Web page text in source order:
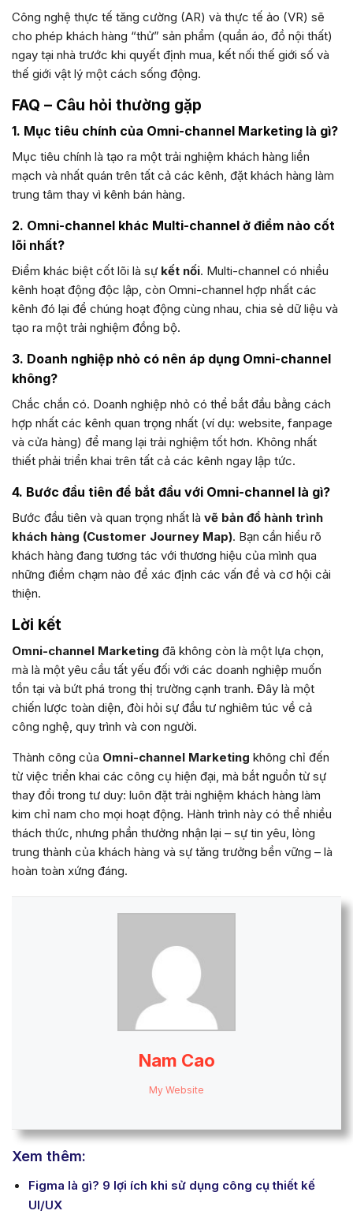
Công nghệ thực tế tăng cường (AR) và thực tế ảo (VR) sẽ
cho phép khách hàng “thử” sản phẩm (quần áo, đồ nội thất)
ngay tại nhà trước khi quyết định mua, kết nối thế giới số và
thế giới vật lý một cách sống động.
FAQ – Câu hỏi thường gặp
1. Mục tiêu chính của Omni-channel Marketing là gì?
Mục tiêu chính là tạo ra một trải nghiệm khách hàng liền
mạch và nhất quán trên tất cả các kênh, đặt khách hàng làm
trung tâm thay vì kênh bán hàng.
2. Omni-channel khác Multi-channel ở điểm nào cốt
lõi nhất?
Điểm khác biệt cốt lõi là sự kết nối. Multi-channel có nhiều
kênh hoạt động độc lập, còn Omni-channel hợp nhất các
kênh đó lại để chúng hoạt động cùng nhau, chia sẻ dữ liệu và
tạo ra một trải nghiệm đồng bộ.
3. Doanh nghiệp nhỏ có nên áp dụng Omni-channel
không?
Chắc chắn có. Doanh nghiệp nhỏ có thể bắt đầu bằng cách
hợp nhất các kênh quan trọng nhất (ví dụ: website, fanpage
và cửa hàng) để mang lại trải nghiệm tốt hơn. Không nhất
thiết phải triển khai trên tất cả các kênh ngay lập tức.
4. Bước đầu tiên để bắt đầu với Omni-channel là gì?
Bước đầu tiên và quan trọng nhất là vẽ bản đồ hành trình
khách hàng (Customer Journey Map). Bạn cần hiểu rõ
khách hàng đang tương tác với thương hiệu của mình qua
những điểm chạm nào để xác định các vấn đề và cơ hội cải
thiện.
Lời kết
Omni-channel Marketing đã không còn là một lựa chọn,
mà là một yêu cầu tất yếu đối với các doanh nghiệp muốn
tồn tại và bứt phá trong thị trường cạnh tranh. Đây là một
chiến lược toàn diện, đòi hỏi sự đầu tư nghiêm túc về cả
công nghệ, quy trình và con người.
Thành công của Omni-channel Marketing không chỉ đến
từ việc triển khai các công cụ hiện đại, mà bắt nguồn từ sự
thay đổi trong tư duy: luôn đặt trải nghiệm khách hàng làm
kim chỉ nam cho mọi hoạt động. Hành trình này có thể nhiều
thách thức, nhưng phần thưởng nhận lại – sự tin yêu, lòng
trung thành của khách hàng và sự tăng trưởng bền vững – là
hoàn toàn xứng đáng.
Nam Cao
My Website
Xem thêm:
Figma là gì? 9 lợi ích khi sử dụng công cụ thiết kế
UI/UX